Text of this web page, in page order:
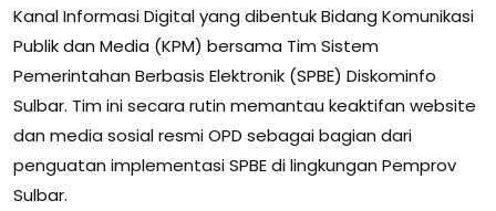
Kanal Informasi Digital yang dibentuk Bidang Komunikasi
Publik dan Media (KPM) bersama Tim Sistem
Pemerintahan Berbasis Elektronik (SPBE) Diskominfo
Sulbar. Tim ini secara rutin memantau keaktifan website
dan media sosial resmi OPD sebagai bagian dari
penguatan implementasi SPBE di lingkungan Pemprov
Sulbar.